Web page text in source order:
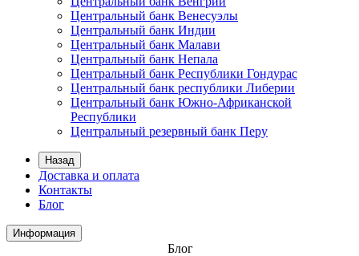
Центральный банк Венесуэлы
Центральный банк Индии
Центральный банк Малави
Центральный банк Непала
Центральный банк Республики Гондурас
Центральный банк республики Либерии
Центральный банк Южно-Африканской
Республики
Центральный резервный банк Перу
Назад
Доставка и оплата
Контакты
Блог
Информация
Блог